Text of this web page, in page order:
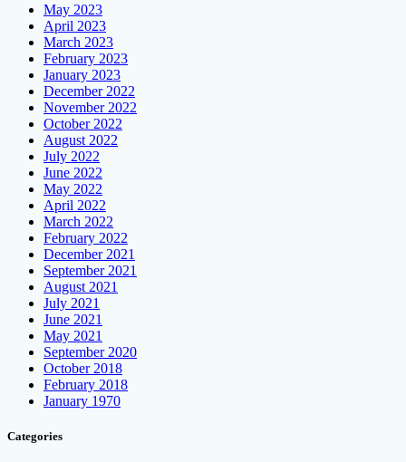
May 2023
April 2023
March 2023
February 2023
January 2023
December 2022
November 2022
October 2022
August 2022
July 2022
June 2022
May 2022
April 2022
March 2022
February 2022
December 2021
September 2021
August 2021
July 2021
June 2021
May 2021
September 2020
October 2018
February 2018
January 1970
Categories